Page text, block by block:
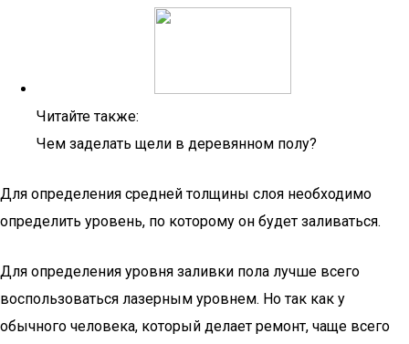
Читайте также:
Чем заделать щели в деревянном полу?
Для определения средней толщины слоя необходимо
определить уровень, по которому он будет заливаться.
Для определения уровня заливки пола лучше всего
воспользоваться лазерным уровнем. Но так как у
обычного человека, который делает ремонт, чаще всего